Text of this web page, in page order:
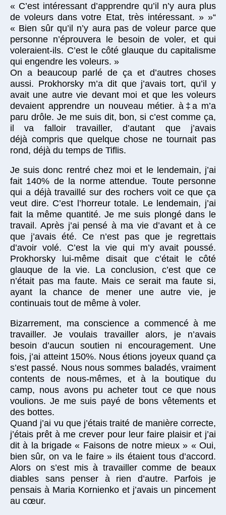
« C’est intéressant d’apprendre qu’il n’y aura plus
de voleurs dans votre Etat, très intéressant. » »“
« Bien sûr qu’il n’y aura pas de voleur parce que
personne n’éprouvera le besoin de voler, et qui
voleraient-ils. C’est le côté glauque du capitalisme
qui engendre les voleurs. »
On a beaucoup parlé de ça et d’autres choses
aussi. Prokhorsky m’a dit que j’avais tort, qu’il y
avait une autre vie devant moi et que les voleurs
devaient apprendre un nouveau métier. à‡a m’a
paru drôle. Je me suis dit, bon, si c’est comme ça,
il va falloir travailler, d’autant que j’avais
déjà compris que quelque chose ne tournait pas
rond, déjà du temps de Tiflis.
Je suis donc rentré chez moi et le lendemain, j’ai
fait 140% de la norme attendue. Toute personne
qui a déjà travaillé sur des rochers voit ce que ça
veut dire. C’est l’horreur totale. Le lendemain, j’ai
fait la même quantité. Je me suis plongé dans le
travail. Après j’ai pensé à ma vie d’avant et à ce
que j’avais été. Ce n’est pas que je regrettais
d’avoir volé. C’est la vie qui m’y avait poussé.
Prokhorsky lui-même disait que c’était le côté
glauque de la vie. La conclusion, c’est que ce
n’était pas ma faute. Mais ce serait ma faute si,
ayant la chance de mener une autre vie, je
continuais tout de même à voler.
Bizarrement, ma conscience a commencé à me
travailler. Je voulais travailler alors, je n’avais
besoin d’aucun soutien ni encouragement. Une
fois, j’ai atteint 150%. Nous étions joyeux quand ça
s’est passé. Nous nous sommes baladés, vraiment
contents de nous-mêmes, et à la boutique du
camp, nous avons pu acheter tout ce que nous
voulions. Je me suis payé de bons vêtements et
des bottes.
Quand j’ai vu que j’étais traité de manière correcte,
j’étais prêt à me crever pour leur faire plaisir et j’ai
dit à la brigade « Faisons de notre mieux » « Oui,
bien sûr, on va le faire » ils étaient tous d’accord.
Alors on s’est mis à travailler comme de beaux
diables sans penser à rien d’autre. Parfois je
pensais à Maria Kornienko et j’avais un pincement
au cœur.